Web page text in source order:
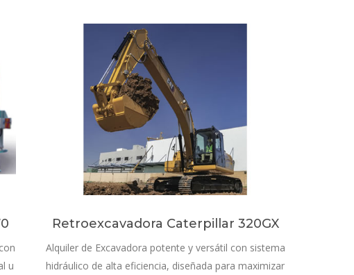
u
Retroexcavadora Caterpillar 320GX
Alquiler de Excavadora potente y versátil con sistema
hidráulico de alta eficiencia, diseñada para maximizar